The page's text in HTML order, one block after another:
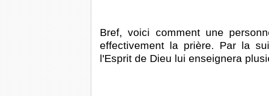
Bref, voici comment une
effectivement la prière. Par la
l'Esprit de Dieu lui enseignera
Pasteur